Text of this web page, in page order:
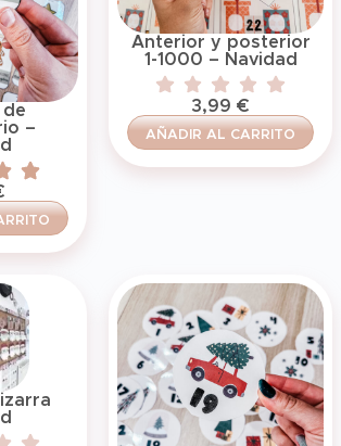
–
Anterior y posterior
1-1000 – Navidad
3,99 €
AÑADIR AL CARRITO